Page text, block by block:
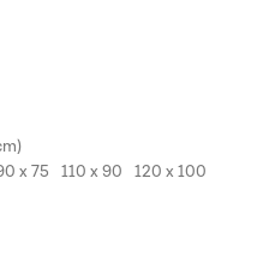
x 75 110 x 90 120 x 100